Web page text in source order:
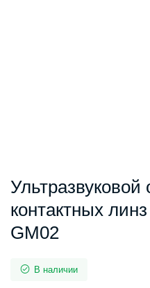
Ультразвуковой
контактных
GM02
В наличии